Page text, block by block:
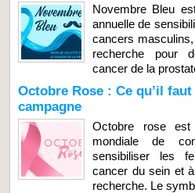
Novembre Bleu
annuelle de
cancers
recherche pour
cancer de la
Octobre Rose : Ce qu’il
campagne
Octobre rose est
mondiale de
sensibiliser les
cancer du sein et
recherche. Le